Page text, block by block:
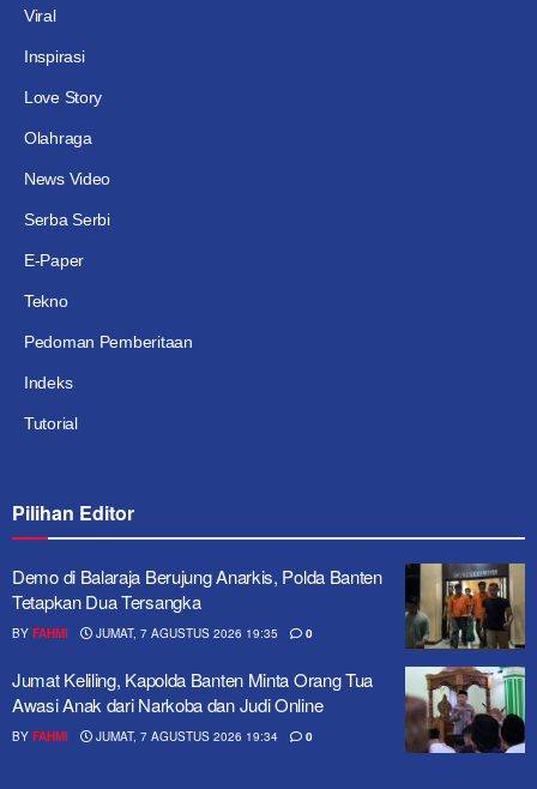
Viral
Inspirasi
Love Story
Olahraga
News Video
Serba Serbi
E-Paper
Tekno
Pedoman Pemberitaan
Indeks
Tutorial
Pilihan Editor
Demo di Balaraja Berujung Anarkis, Polda Banten
Tetapkan Dua Tersangka
BY FAHMI JUMAT, 7 AGUSTUS 2026 19:35 0
Jumat Keliling, Kapolda Banten Minta Orang Tua
Awasi Anak dari Narkoba dan Judi Online
BY FAHMI JUMAT, 7 AGUSTUS 2026 19:34 0